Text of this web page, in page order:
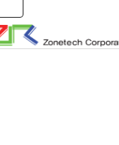
Toggle navigation